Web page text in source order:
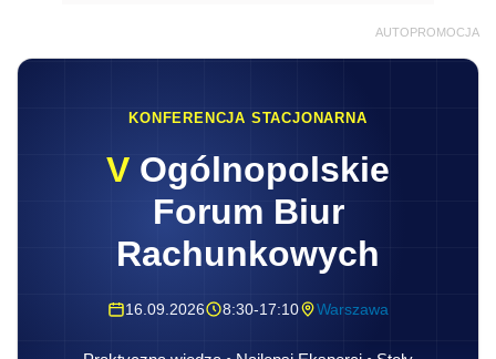
AUTOPROMOCJA
KONFERENCJA STACJONARNA
V Ogólnopolskie
Forum Biur
Rachunkowych
16.09.2026 8:30-17:10 Warszawa